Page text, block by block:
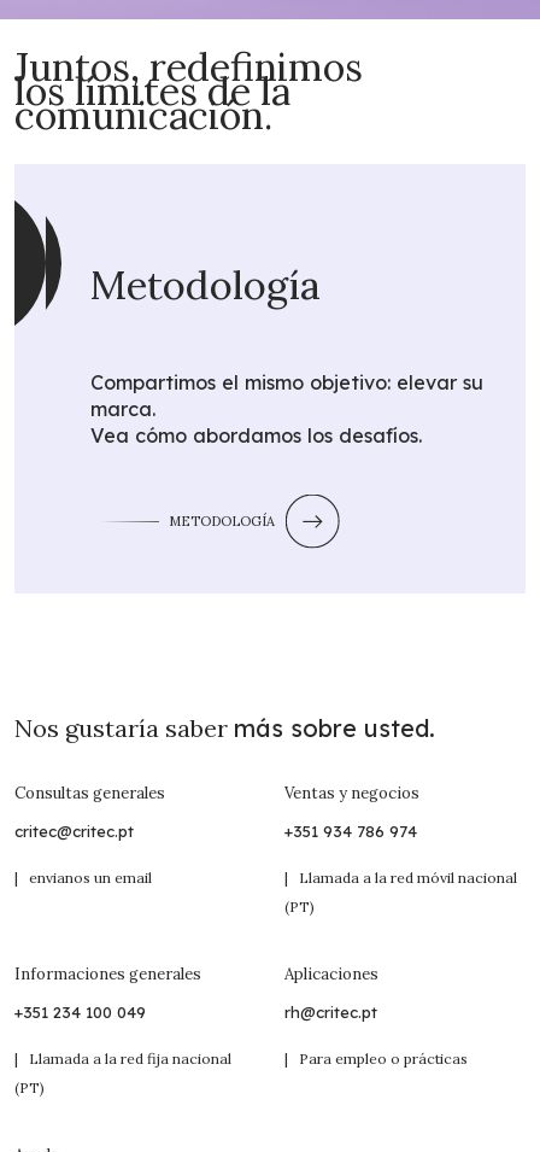
Juntos, redefinimos
los límites de la
comunicación.
Metodología
Compartimos el mismo objetivo: elevar su
marca.
Vea cómo abordamos los desafíos.
METODOLOGÍA
Nos gustaría saber más sobre usted.
Consultas generales
critec@critec.pt
| envianos un email
Ventas y negocios
+351 934 786 974
| Llamada a la red móvil nacional
(PT)
Informaciones generales
+351 234 100 049
| Llamada a la red fija nacional
(PT)
Aplicaciones
rh@critec.pt
| Para empleo o prácticas